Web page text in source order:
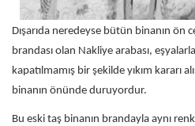
Dışarıda neredeyse bütün binanın ön
brandası olan Nakliye arabası,
kapatılmamış bir şekilde yıkım kararı
binanın önünde duruyordur.
Bu eski taş binanın brandayla aynı